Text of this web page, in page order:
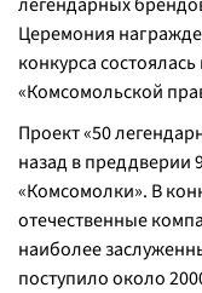
Церемония
конкурса
«Комсомольской
Проект «50
назад в преддверии
«Комсомолки». В
отечественные
наиболее
поступило около